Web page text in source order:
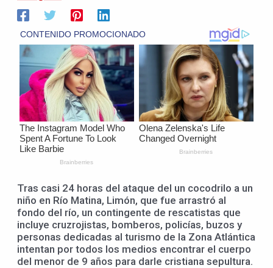
Tras casi 24 horas del ataque del un cocodrilo a un
niño en Río Matina, Limón, que fue arrastró al
fondo del río, un contingente de rescatistas que
incluye cruzrojistas, bomberos, policías, buzos y
personas dedicadas al turismo de la Zona Atlántica
intentan por todos los medios encontrar el cuerpo
del menor de 9 años para darle cristiana sepultura.